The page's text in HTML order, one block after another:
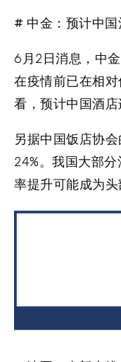
# 中金：预计中
6月2日消息，中
在疫情前已在相
看， 预计中国酒
另据中国饭店协
24%。我国大部
率提升可能成为头